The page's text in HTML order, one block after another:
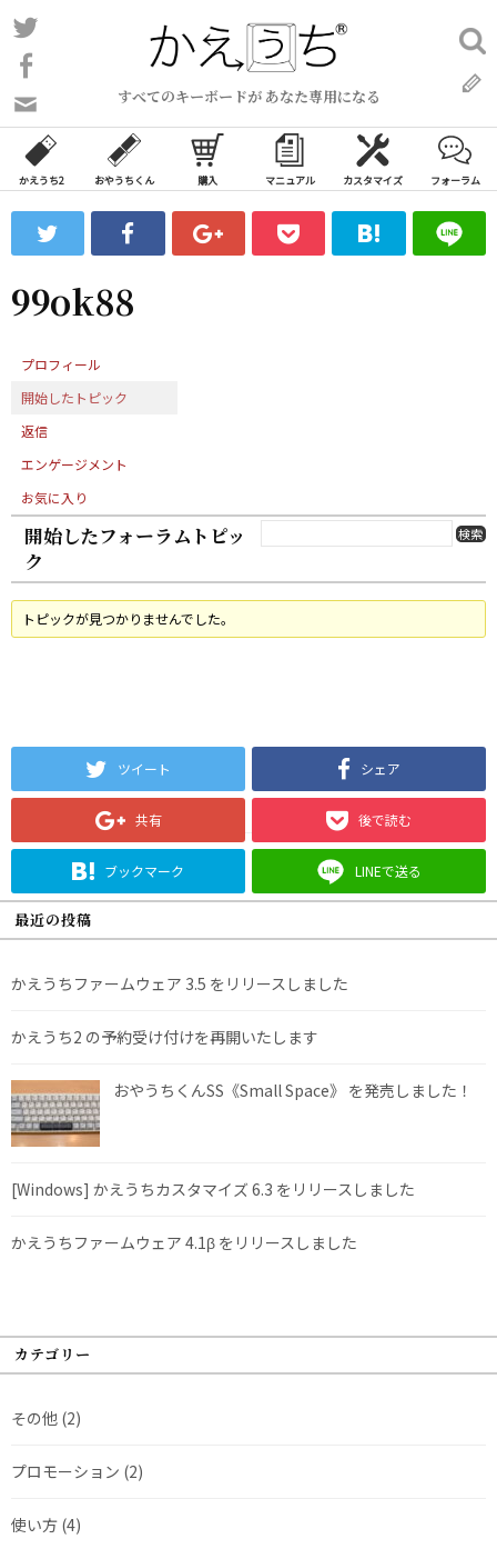
コ
ン
ン
ツ
ス
ッ
プ
すべてのキーボードが あなた専用になる
い
合
わ
フ
ォ
ム
検
索:
かえうち2 おやうちくん 購入 マニュアル カスタマイズ フォーラム
99ok88
プロフィール
開始したトピック
返信
エンゲージメント
お気に入り
開始したフォーラムトピッ
ク
トピックが見つかりませんでした。
ツイート シェア
共有 後で読む
ブックマーク LINEで送る
最近の投稿
かえうちファームウェア 3.5 をリリースしました
かえうち2 の予約受け付けを再開いたします
おやうちくんSS《Small Space》 を発売しました！
[Windows] かえうちカスタマイズ 6.3 をリリースしました
かえうちファームウェア 4.1β をリリースしました
カテゴリー
その他 (2)
プロモーション (2)
使い方 (4)